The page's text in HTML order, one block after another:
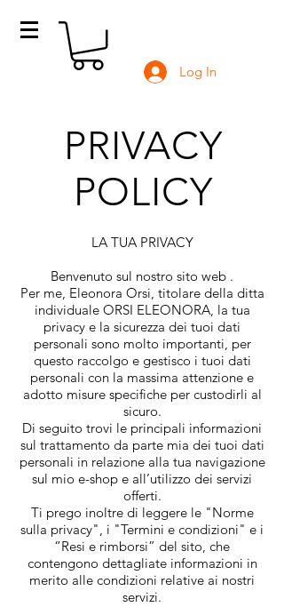
Log In
PRIVACY
POLICY
LA TUA PRIVACY
Benvenuto sul nostro sito web .
Per me, Eleonora Orsi, titolare della ditta
individuale ORSI ELEONORA, la tua
privacy e la sicurezza dei tuoi dati
personali sono molto importanti, per
questo raccolgo e gestisco i tuoi dati
personali con la massima attenzione e
adotto misure specifiche per custodirli al
sicuro.
Di seguito trovi le principali informazioni
sul trattamento da parte mia dei tuoi dati
personali in relazione alla tua navigazione
sul mio e-shop e all’utilizzo dei servizi
offerti.
Ti prego inoltre di leggere le "Norme
sulla privacy", i "Termini e condizioni" e i
“Resi e rimborsi” del sito, che
contengono dettagliate informazioni in
merito alle condizioni relative ai nostri
servizi.